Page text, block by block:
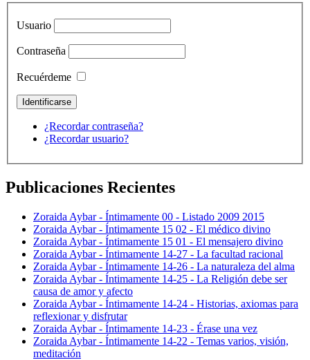
Usuario
Contraseña
Recuérdeme
¿Recordar contraseña?
¿Recordar usuario?
Publicaciones Recientes
Zoraida Aybar - Íntimamente 00 - Listado 2009 2015
Zoraida Aybar - Íntimamente 15 02 - El médico divino
Zoraida Aybar - Íntimamente 15 01 - El mensajero divino
Zoraida Aybar - Íntimamente 14-27 - La facultad racional
Zoraida Aybar - Íntimamente 14-26 - La naturaleza del alma
Zoraida Aybar - Íntimamente 14-25 - La Religión debe ser
causa de amor y afecto
Zoraida Aybar - Íntimamente 14-24 - Historias, axiomas para
reflexionar y disfrutar
Zoraida Aybar - Íntimamente 14-23 - Érase una vez
Zoraida Aybar - Íntimamente 14-22 - Temas varios, visión,
meditación